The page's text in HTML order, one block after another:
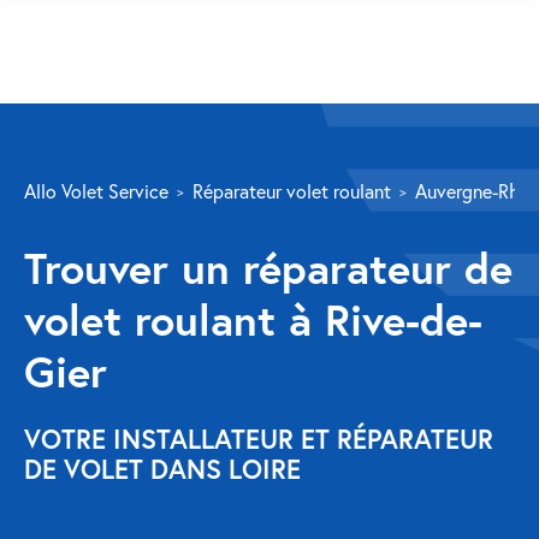
Volet roulant
Réparation
Volet roulant Velux
Au-delà de la fenêtre
Réparation store banne
Réparation portail
Allo Volet Service Réparateur volet roulant Auvergne-
Trouver un réparateur de
volet roulant à Rive-de-
Gier
VOTRE INSTALLATEUR ET RÉPARATEUR
DE VOLET DANS LOIRE